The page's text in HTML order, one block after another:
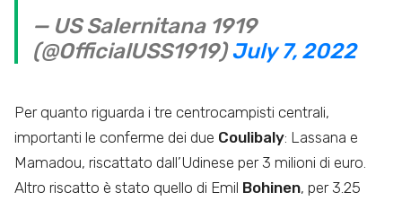
— US Salernitana 1919
(@OfficialUSS1919)July 7, 2022
Per quanto riguarda i tre centrocampisti centrali,
importanti le conferme dei due Coulibaly: Lassana e
Mamadou, riscattato dall’Udinese per 3 milioni di euro.
Altro riscatto è stato quello di Emil Bohinen, per 3.25